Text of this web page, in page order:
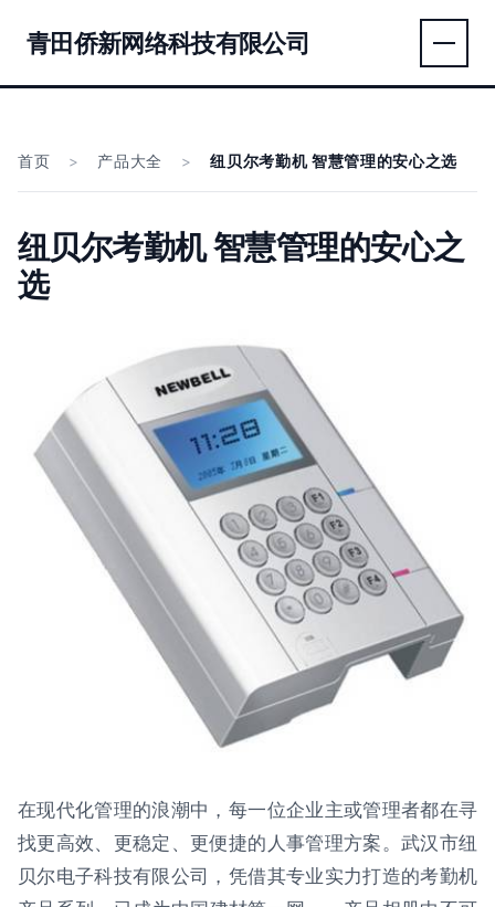
青田侨新网络科技有限公司
首页 > 产品大全 > 纽贝尔考勤机 智慧管理的安心之选
纽贝尔考勤机 智慧管理的安心之
选
在现代化管理的浪潮中，每一位企业主或管理者都在寻
找更高效、更稳定、更便捷的人事管理方案。武汉市纽
贝尔电子科技有限公司，凭借其专业实力打造的考勤机